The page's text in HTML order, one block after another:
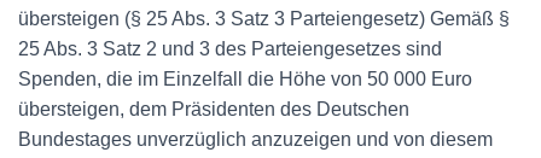
übersteigen (§ 25 Abs. 3 Satz 3 Parteiengesetz) Gemäß §
25 Abs. 3 Satz 2 und 3 des Parteiengesetzes sind
Spenden, die im Einzelfall die Höhe von 50 000 Euro
übersteigen, dem Präsidenten des Deutschen
Bundestages unverzüglich anzuzeigen und von diesem